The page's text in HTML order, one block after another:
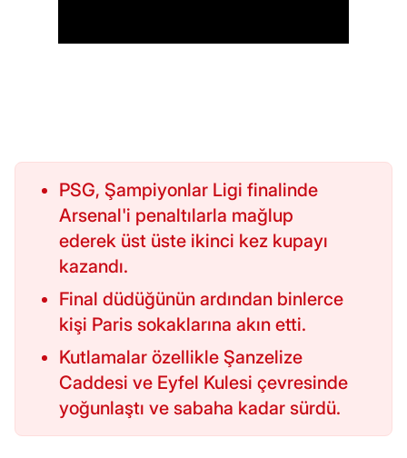
PSG, Şampiyonlar Ligi finalinde
Arsenal'i penaltılarla mağlup
ederek üst üste ikinci kez kupayı
kazandı.
Final düdüğünün ardından binlerce
kişi Paris sokaklarına akın etti.
Kutlamalar özellikle Şanzelize
Caddesi ve Eyfel Kulesi çevresinde
yoğunlaştı ve sabaha kadar sürdü.